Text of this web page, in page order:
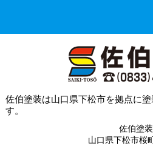
佐伯塗装は山口県下松市を拠点に
す。
佐伯塗装
山口県下松市桜